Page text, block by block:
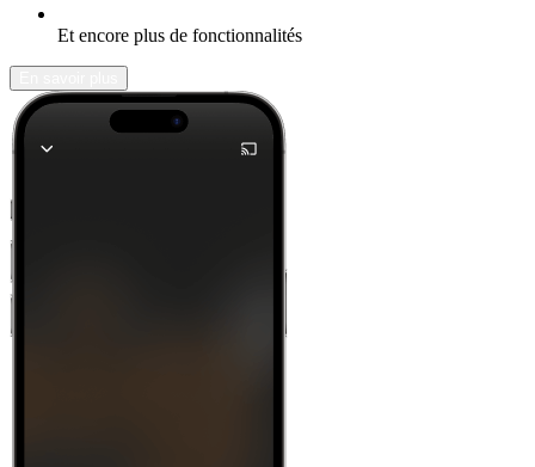
Et encore plus de fonctionnalités